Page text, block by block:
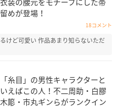
留めが登場！
18コメント
けど可愛い 作品あまり知らないただ
「糸目」の男性キャラクターと
いえばこの人！不二周助・白膠
木簓・市丸ギンらがランクイン